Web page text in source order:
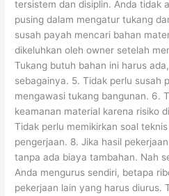
tersistem dan disiplin. Anda tidak
pusing dalam mengatur tukang
susah payah mencari bahan
dikeluhkan oleh owner setelah
Tukang butuh bahan ini harus
sebagainya. 5. Tidak perlu susah
mengawasi tukang bangunan. 6.
keamanan material karena risiko
Tidak perlu memikirkan soal
pengerjaan. 8. Jika hasil
tanpa ada biaya tambahan. Nah
Anda mengurus sendiri, betapa
pekerjaan lain yang harus diurus.